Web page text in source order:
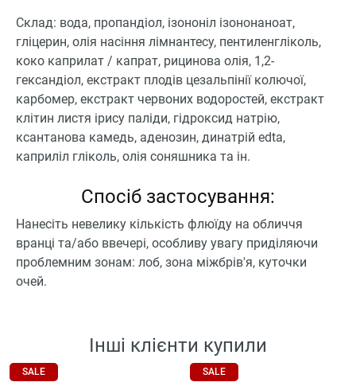
Склад: вода, пропандіол, ізононіл ізононаноат,
гліцерин, олія насіння лімнантесу, пентиленгліколь,
коко каприлат / капрат, рицинова олія, 1,2-
гександіол, екстракт плодів цезальпінії колючої,
карбомер, екстракт червоних водоростей, екстракт
клітин листя ірису паліди, гідроксид натрію,
ксантанова камедь, аденозин, динатрій edta,
каприліл гліколь, олія соняшника та ін.
Спосіб застосування:
Нанесіть невелику кількість флюїду на обличчя
вранці та/або ввечері, особливу увагу приділяючи
проблемним зонам: лоб, зона міжбрів'я, куточки
очей.
Інші клієнти купили
SALE SALE